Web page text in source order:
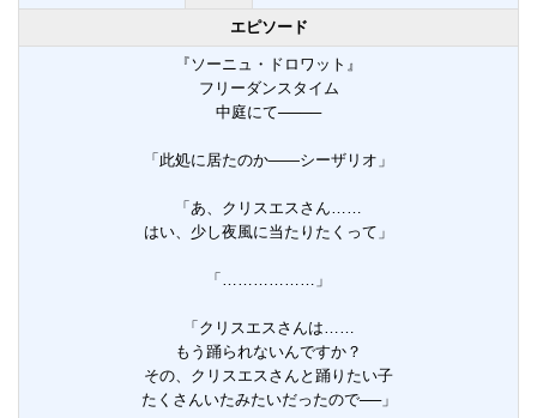
エピソード
『ソーニュ・ドロワット』
フリーダンスタイム
中庭にて────
「此処に居たのか――シーザリオ」
「あ、クリスエスさん……
はい、少し夜風に当たりたくって」
「………………」
「クリスエスさんは……
もう踊られないんですか？
その、クリスエスさんと踊りたい子
たくさんいたみたいだったので──」